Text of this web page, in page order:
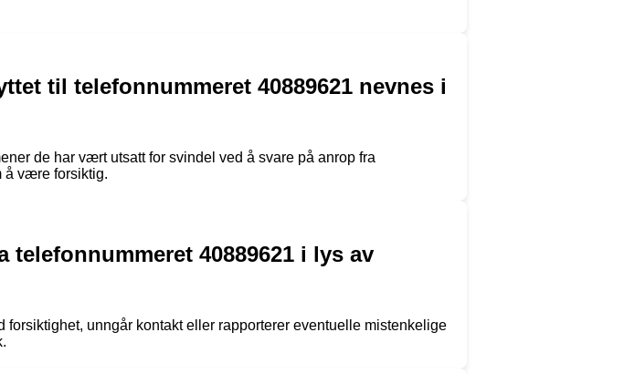
til telefonnummeret 40889621 nevnes i
de har vært utsatt for svindel ved å svare på anrop fra
å være forsiktig.
40889621 i lys av
unngår kontakt eller rapporterer eventuelle mistenkelige